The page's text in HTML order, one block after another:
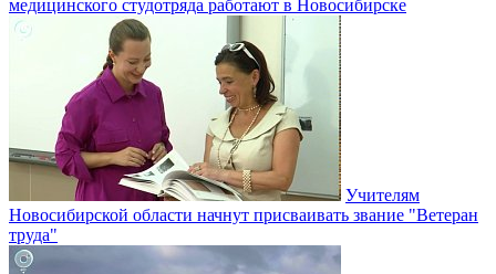
медицинского студотряда работают в Новосибирске
Учителям
Новосибирской области начнут присваивать звание "Ветеран
труда"